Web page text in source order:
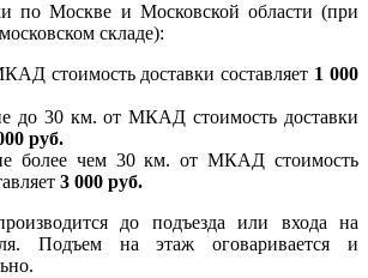
по Москве и Московской области (при
складе):
стоимость доставки составляет 1 000
до 30 км. от МКАД стоимость доставки
руб.
более чем 30 км. от МКАД стоимость
3 000 руб.
до подъезда или входа на
Подъем на этаж оговаривается и